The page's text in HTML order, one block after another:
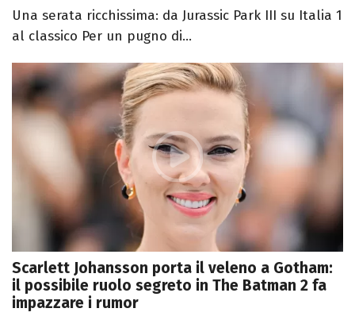
Una serata ricchissima: da Jurassic Park III su Italia 1
al classico Per un pugno di...
Scarlett Johansson porta il veleno a Gotham:
il possibile ruolo segreto in The Batman 2 fa
impazzare i rumor